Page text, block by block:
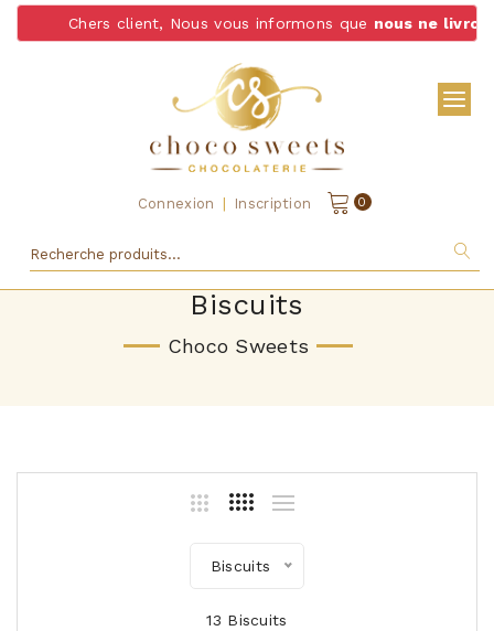
Chers client, Nous vous informons quenous ne livrons pas
Connexion | Inscription 0
Biscuits
Choco Sweets
Biscuits
13 Biscuits